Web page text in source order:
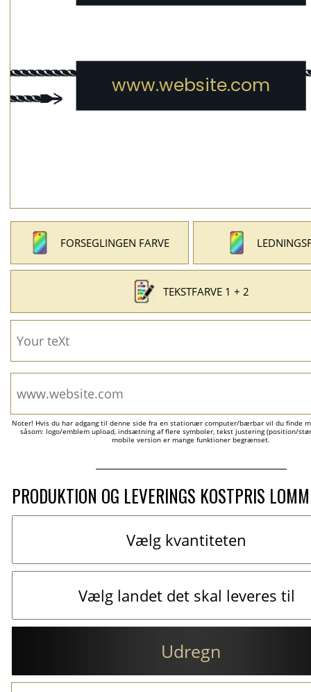
FORSEGLINGEN FARVE
TEKSTFARVE 1 + 2
Noter! Hvis du har adgang til denne side fra en stationær computer/bærbar vil du finde
såsom: logo/emblem upload, indsætning af flere symboler, tekst justering (position/
mobile version er mange funktioner begrænset.
PRODUKTION OG LEVERINGS KOSTPRIS
Udregn